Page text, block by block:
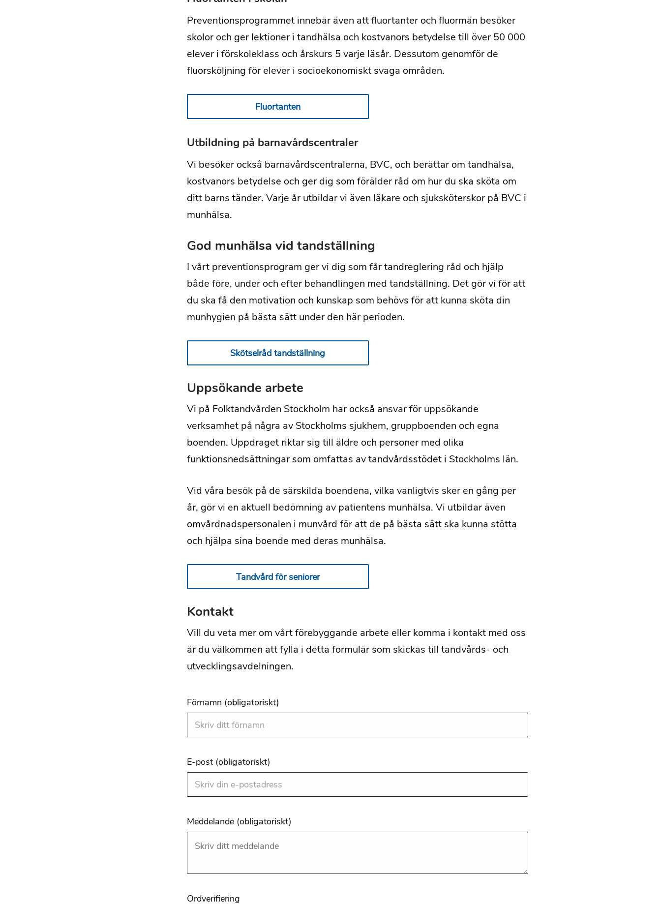
Preventionsprogrammet innebär även att fluortanter och fluormän besöker
skolor och ger lektioner i tandhälsa och kostvanors betydelse till över 50 000
elever i förskoleklass och årskurs 5 varje läsår. Dessutom genomför de
fluorsköljning för elever i socioekonomiskt svaga områden.
Fluortanten
Utbildning på barnavårdscentraler
Vi besöker också barnavårdscentralerna, BVC, och berättar om tandhälsa,
kostvanors betydelse och ger dig som förälder råd om hur du ska sköta om
ditt barns tänder. Varje år utbildar vi även läkare och sjuksköterskor på BVC i
munhälsa.
God munhälsa vid tandställning
I vårt preventionsprogram ger vi dig som får tandreglering råd och hjälp
både före, under och efter behandlingen med tandställning. Det gör vi för att
du ska få den motivation och kunskap som behövs för att kunna sköta din
munhygien på bästa sätt under den här perioden.
Skötselråd tandställning
Uppsökande arbete
Vi på Folktandvården Stockholm har också ansvar för uppsökande
verksamhet på några av Stockholms sjukhem, gruppboenden och egna
boenden. Uppdraget riktar sig till äldre och personer med olika
funktionsnedsättningar som omfattas av tandvårdsstödet i Stockholms län.
Vid våra besök på de särskilda boendena, vilka vanligtvis sker en gång per
år, gör vi en aktuell bedömning av patientens munhälsa. Vi utbildar även
omvårdnadspersonalen i munvård för att de på bästa sätt ska kunna stötta
och hjälpa sina boende med deras munhälsa.
Tandvård för seniorer
Kontakt
Vill du veta mer om vårt förebyggande arbete eller komma i kontakt med oss
är du välkommen att fylla i detta formulär som skickas till tandvårds- och
utvecklingsavdelningen.
Förnamn (obligatoriskt)
E-post (obligatoriskt)
Meddelande (obligatoriskt)
Ordverifiering